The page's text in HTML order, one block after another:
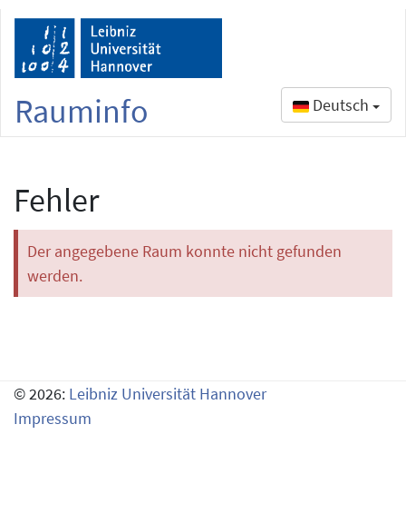
Rauminfo Deutsch
Fehler
Der angegebene Raum konnte nicht gefunden
werden.
© 2026: Leibniz Universität Hannover
Impressum